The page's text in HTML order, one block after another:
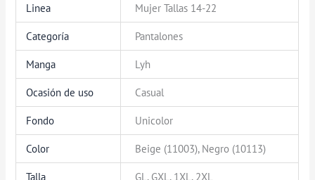
Linea Mujer Tallas 14-22
Categoría Pantalones
Manga Lyh
Ocasión de uso Casual
Fondo Unicolor
Color Beige (11003), Negro (10113)
Talla GL, GXL, 1XL, 2XL